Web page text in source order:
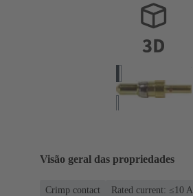
Visão geral das propriedades
Crimp contact
Rated current: ≤10 A